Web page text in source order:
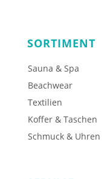
SORTIMENT
Sauna & Spa
Beachwear
Textilien
Koffer & Taschen
Schmuck & Uhren